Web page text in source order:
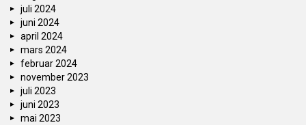
juli 2024
juni 2024
april 2024
mars 2024
februar 2024
november 2023
juli 2023
juni 2023
mai 2023